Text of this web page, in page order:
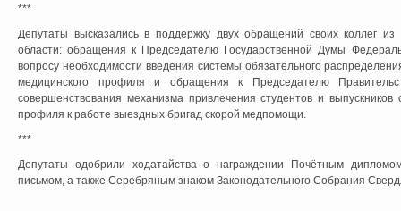
***
Депутаты высказались в поддержку двух обращений своих коллег из
области: обращения к Председателю Государственной Думы
вопросу необходимости введения системы обязательного
медицинского профиля и обращения к Председателю
совершенствования механизма привлечения студентов и выпускников
профиля к работе выездных бригад скорой медпомощи.
***
Депутаты одобрили ходатайства о награждении Почётным
письмом, а также Серебряным знаком Законодательного Собрания